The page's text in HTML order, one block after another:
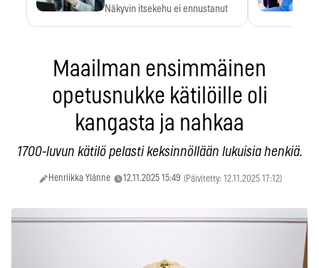
Näkyvin itsekehu ei ennustanut
Maailman ensimmäinen
opetusnukke kätilöille oli
kangasta ja nahkaa
1700-luvun kätilö pelasti keksinnöllään lukuisia henkiä.
Henriikka Ylänne 12.11.2025 15:49 (Päivitetty: 12.11.2025 17:12)